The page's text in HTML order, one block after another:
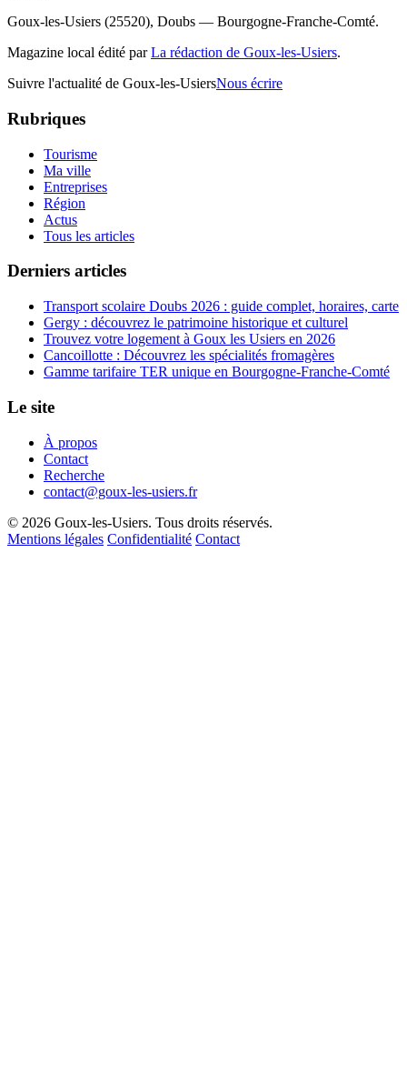
Goux-les-Usiers (25520), Doubs — Bourgogne-Franche-Comté.
Magazine local édité parLa rédaction de Goux-les-Usiers.
Suivre l'actualité de Goux-les-UsiersNous écrire
Rubriques
Tourisme
Ma ville
Entreprises
Région
Actus
Tous les articles
Derniers articles
Transport scolaire Doubs 2026 : guide complet, horaires, carte
Gergy : découvrez le patrimoine historique et culturel
Trouvez votre logement à Goux les Usiers en 2026
Cancoillotte : Découvrez les spécialités fromagères
Gamme tarifaire TER unique en Bourgogne-Franche-Comté
Le site
À propos
Contact
Recherche
contact@goux-les-usiers.fr
© 2026 Goux-les-Usiers. Tous droits réservés.
Mentions légales Confidentialité Contact